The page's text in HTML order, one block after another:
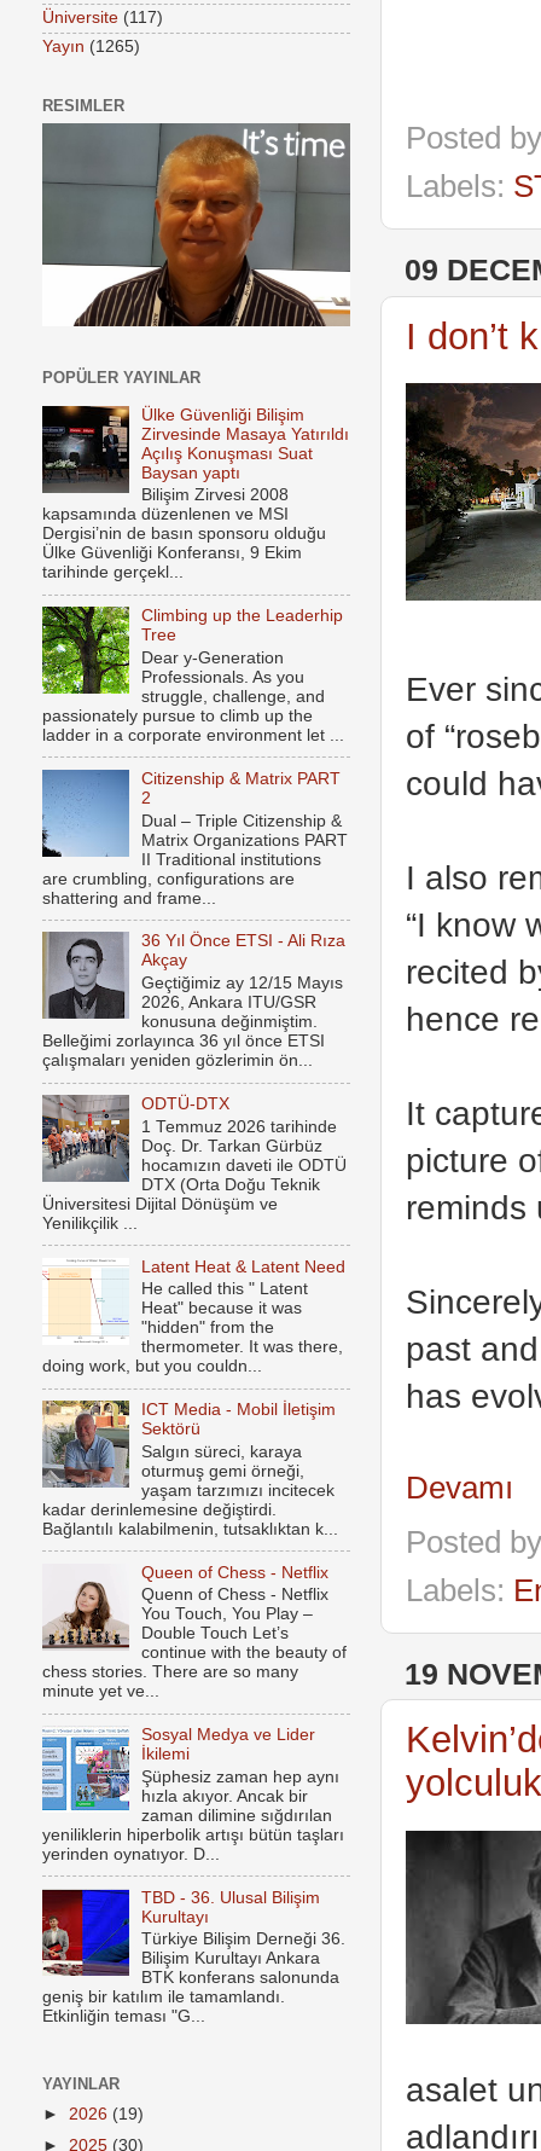
Posted
Labels:
09
I don’t
Ever
of
could
I also
“I know
recited
hence
It
picture
reminds
past
has
Devamı
Posted
Labels:
19
asalet
Üniversite (117)
Yayın (1265)
RESIMLER
POPÜLER YAYINLAR
Ülke Güvenliği Bilişim
Zirvesinde Masaya Yatırıldı
Açılış Konuşması Suat
Baysan yaptı
Bilişim Zirvesi 2008
kapsamında düzenlenen ve MSI
Dergisi’nin de basın sponsoru olduğu
Ülke Güvenliği Konferansı, 9 Ekim
tarihinde gerçekl...
Climbing up the Leaderhip
Tree
Dear y-Generation
Professionals. As you
struggle, challenge, and
passionately pursue to climb up the
ladder in a corporate environment let ...
Citizenship & Matrix PART
2
Dual – Triple Citizenship &
Matrix Organizations PART
II Traditional institutions
are crumbling, configurations are
shattering and frame...
36 Yıl Önce ETSI - Ali Rıza
Akçay
Geçtiğimiz ay 12/15 Mayıs
2026, Ankara ITU/GSR
konusuna değinmiştim.
Belleğimi zorlayınca 36 yıl önce ETSI
çalışmaları yeniden gözlerimin ön...
ODTÜ-DTX
1 Temmuz 2026 tarihinde
Doç. Dr. Tarkan Gürbüz
hocamızın daveti ile ODTÜ
DTX (Orta Doğu Teknik
Üniversitesi Dijital Dönüşüm ve
Yenilikçilik ...
Latent Heat & Latent Need
He called this " Latent
Heat" because it was
"hidden" from the
thermometer. It was there,
doing work, but you couldn...
ICT Media - Mobil İletişim
Sektörü
Salgın süreci, karaya
oturmuş gemi örneği,
yaşam tarzımızı incitecek
kadar derinlemesine değiştirdi.
Bağlantılı kalabilmenin, tutsaklıktan k...
Queen of Chess - Netflix
Quenn of Chess - Netflix
You Touch, You Play –
Double Touch Let’s
continue with the beauty of
chess stories. There are so many
minute yet ve...
Sosyal Medya ve Lider
İkilemi
Şüphesiz zaman hep aynı
hızla akıyor. Ancak bir
zaman dilimine sığdırılan
yeniliklerin hiperbolik artışı bütün taşları
yerinden oynatıyor. D...
TBD - 36. Ulusal Bilişim
Kurultayı
Türkiye Bilişim Derneği 36.
Bilişim Kurultayı Ankara
BTK konferans salonunda
geniş bir katılım ile tamamlandı.
Etkinliğin teması "G...
YAYINLAR
► 2026 (19)
► 2025 (30)